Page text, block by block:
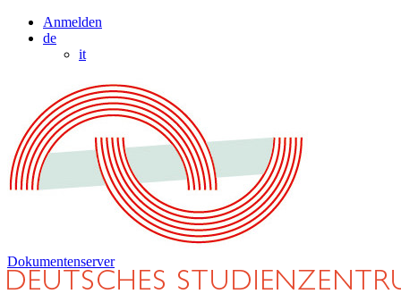
Anmelden
de
it
Dokumentenserver